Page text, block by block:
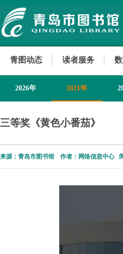
青图动态 读者服务
2026年 2021年
三等奖《黄色小番茄》
来源：青岛市图书馆 作者：网络信息中心